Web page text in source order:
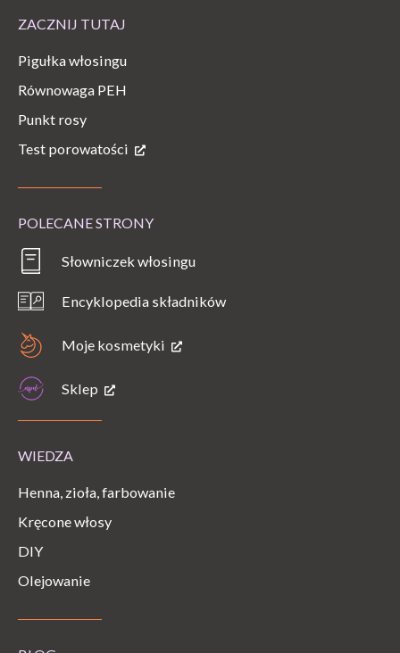
ZACZNIJ TUTAJ
Pigułka włosingu
Równowaga PEH
Punkt rosy
Test porowatości
POLECANE STRONY
Słowniczek włosingu
Encyklopedia składników
Moje kosmetyki
Sklep
WIEDZA
Henna, zioła, farbowanie
Kręcone włosy
DIY
Olejowanie